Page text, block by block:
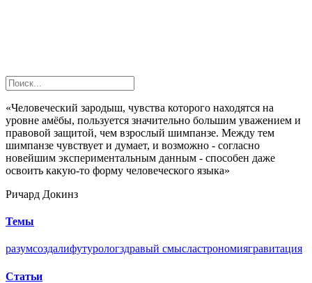
«Человеческий зародыш, чувства которого находятся на
уровне амёбы, пользуется значительно большим уважением и
правовой защитой, чем взрослый шимпанзе. Между тем
шимпанзе чувствует и думает, и возможно - согласно
новейшим экспериментальным данным - способен даже
освоить какую-то форму человеческого языка»
Ричард Докинз
Темы
разумсоздалифутурологздравый смысластрономиягравитация
Статьи